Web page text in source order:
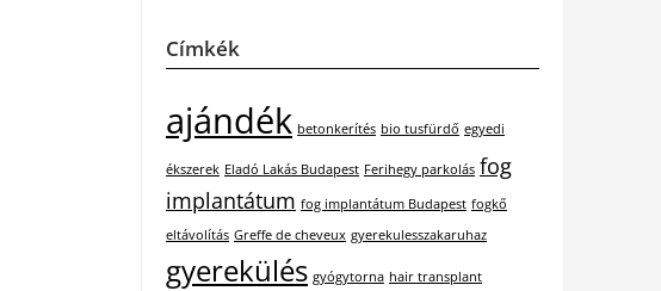
Címkék
ajándék betonkerítés bio tusfürdő egyedi
ékszerek Eladó Lakás Budapest Ferihegy parkolás fog
implantátum fog implantátum Budapest fogkő
eltávolítás Greffe de cheveux gyerekulesszakaruhaz
gyerekülés gyógytorna hair transplant